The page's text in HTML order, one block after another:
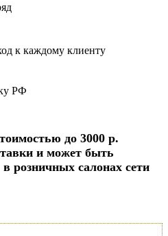
к каждому клиенту
РФ
до 3000 р.
и может быть
розничных салонах сети